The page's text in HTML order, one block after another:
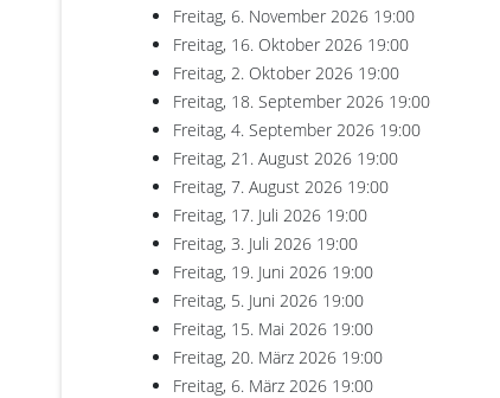
Freitag, 6. November 2026 19:00
Freitag, 16. Oktober 2026 19:00
Freitag, 2. Oktober 2026 19:00
Freitag, 18. September 2026 19:00
Freitag, 4. September 2026 19:00
Freitag, 21. August 2026 19:00
Freitag, 7. August 2026 19:00
Freitag, 17. Juli 2026 19:00
Freitag, 3. Juli 2026 19:00
Freitag, 19. Juni 2026 19:00
Freitag, 5. Juni 2026 19:00
Freitag, 15. Mai 2026 19:00
Freitag, 20. März 2026 19:00
Freitag, 6. März 2026 19:00